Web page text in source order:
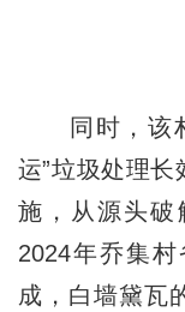
同时，该
运”垃圾处理
施，从源头破
2024年乔集
成，白墙黛瓦